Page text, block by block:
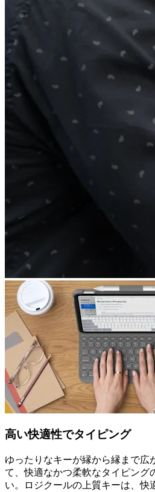
高い快適性でタイピング
ゆったりなキーが縁から縁まで広
て、快適なかつ柔軟なタイピング
い。ロジクールの上質キーは、快